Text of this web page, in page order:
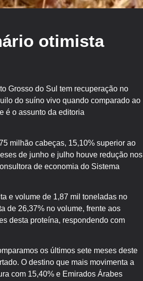
otimista
Grosso do Sul tem recuperação no
do suíno vivo quando comparado ao
é o assunto da editoria
milhão cabeças, 15,10% superior ao
de junho e julho houve redução nos
de economia do Sistema
e volume de 1,87 mil toneladas no
de 26,37% no volume, frente aos
desta proteína, respondendo com
os últimos sete meses deste
O destino que mais movimenta a
com 15,40% e Emirados Árabes